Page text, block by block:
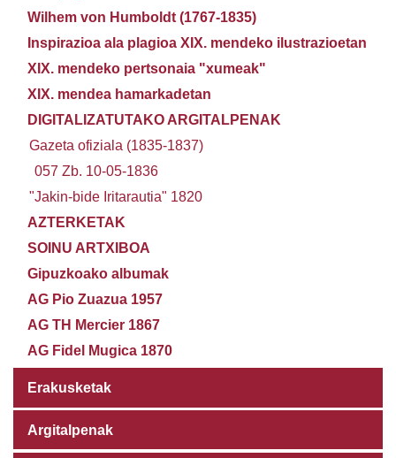
Wilhem von Humboldt (1767-1835)
Inspirazioa ala plagioa XIX. mendeko ilustrazioetan
XIX. mendeko pertsonaia "xumeak"
XIX. mendea hamarkadetan
DIGITALIZATUTAKO ARGITALPENAK
Gazeta ofiziala (1835-1837)
057 Zb. 10-05-1836
"Jakin-bide Iritarautia" 1820
AZTERKETAK
SOINU ARTXIBOA
Gipuzkoako albumak
AG Pio Zuazua 1957
AG TH Mercier 1867
AG Fidel Mugica 1870
Erakusketak
Argitalpenak